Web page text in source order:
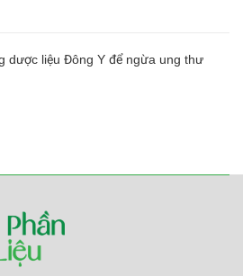
dược liệu Đông Y để ngừa ung thư